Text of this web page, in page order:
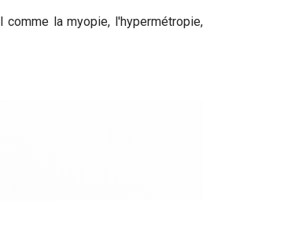
la myopie, l'hypermétropie,